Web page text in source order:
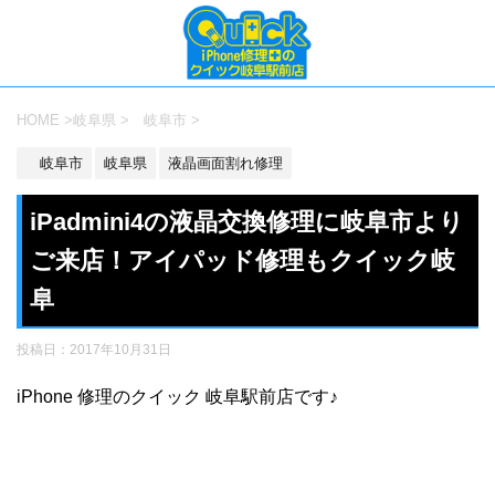
HOME >岐阜県 > 岐阜市 >
岐阜市 岐阜県 液晶画面割れ修理
iPadmini4の液晶交換修理に岐阜市より
ご来店！アイパッド修理もクイック岐
阜
投稿日： 2017年10月31日
iPhone 修理のクイック 岐阜駅前店です♪